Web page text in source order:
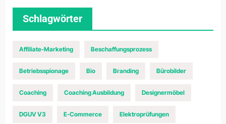
Schlagwörter
Affiliate-Marketing Beschaffungsprozess
Betriebsspionage Bio Branding Bürobilder
Coaching Coaching Ausbildung Designermöbel
DGUV V3 E-Commerce Elektroprüfungen